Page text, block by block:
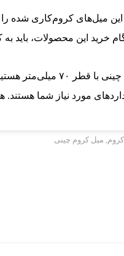
این میل‌های کروم‌کاری شده
خرید این محصولات، باید
اگر به دنبال
مورد نیاز شما
میل کروم چینی